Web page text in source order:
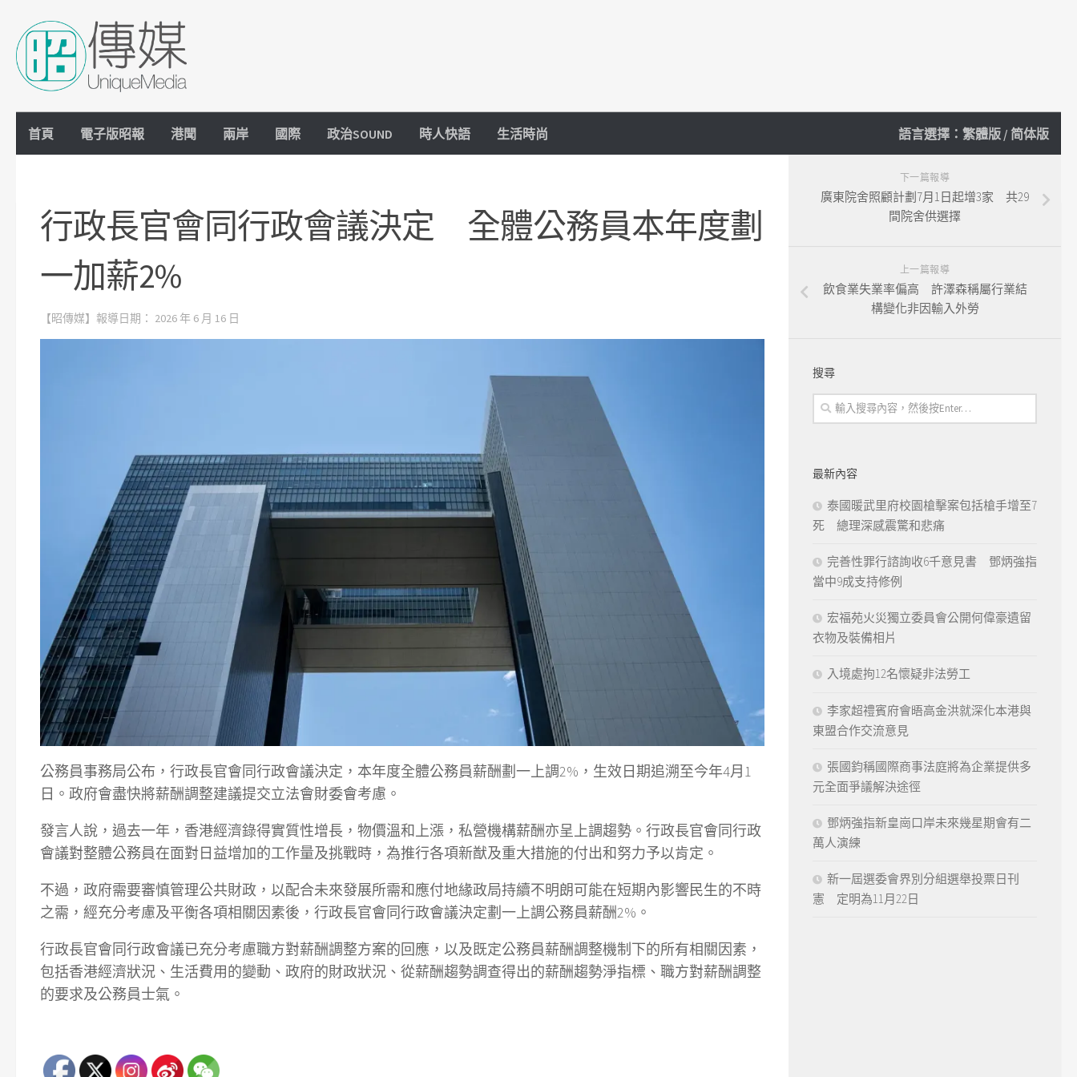
Skip to content
首頁 電子版昭報 港聞 兩岸 國際 政治SOUND 時人快語 生活時尚 語言選擇： 繁體版 / 简体版
行政長官會同行政會議決定 全體公務員本年度劃
一加薪2%
【昭傳媒】報導日期： 2026 年 6 月 16 日
公務員事務局公布，行政長官會同行政會議決定，本年度全體公務員薪酬劃一上調2%，生效日期追溯至今年4月1
日。政府會盡快將薪酬調整建議提交立法會財委會考慮。
發言人說，過去一年，香港經濟錄得實質性增長，物價溫和上漲，私營機構薪酬亦呈上調趨勢。行政長官會同行政
會議對整體公務員在面對日益增加的工作量及挑戰時，為推行各項新猷及重大措施的付出和努力予以肯定。
不過，政府需要審慎管理公共財政，以配合未來發展所需和應付地緣政局持續不明朗可能在短期內影響民生的不時
之需，經充分考慮及平衡各項相關因素後，行政長官會同行政會議決定劃一上調公務員薪酬2%。
行政長官會同行政會議已充分考慮職方對薪酬調整方案的回應，以及既定公務員薪酬調整機制下的所有相關因素，
包括香港經濟狀況、生活費用的變動、政府的財政狀況、從薪酬趨勢調查得出的薪酬趨勢淨指標、職方對薪酬調整
的要求及公務員士氣。
下一篇報導
廣東院舍照顧計劃7月1日起增3家 共29
間院舍供選擇
上一篇報導
飲食業失業率偏高 許澤森稱屬行業結
構變化非因輸入外勞
搜尋
最新內容
泰國暖武里府校園槍擊案包括槍手增至7
死 總理深感震驚和悲痛
完善性罪行諮詢收6千意見書 鄧炳強指
當中9成支持修例
宏福苑火災獨立委員會公開何偉豪遺留
衣物及裝備相片
入境處拘12名懷疑非法勞工
李家超禮賓府會晤高金洪就深化本港與
東盟合作交流意見
張國鈞稱國際商事法庭將為企業提供多
元全面爭議解決途徑
鄧炳強指新皇崗口岸未來幾星期會有二
萬人演練
新一屆選委會界別分組選舉投票日刊
憲 定明為11月22日